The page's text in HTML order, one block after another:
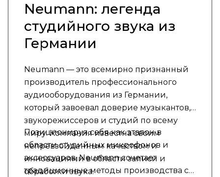
Neumann: легенда
студийного звука из
Германии
Neumann — это всемирно признанный
производитель профессионального
аудиооборудования из Германии,
который завоевал доверие музыкантов,
звукорежиссеров и студий по всему
миру. Компания известна своим
непревзойденным качеством и
инновациями в области записи и
обработки звука.
Позиционируя себя как эталон в
области студийных микрофонов и
аксессуаров, Neumann сочетает
традиционные методы производства с